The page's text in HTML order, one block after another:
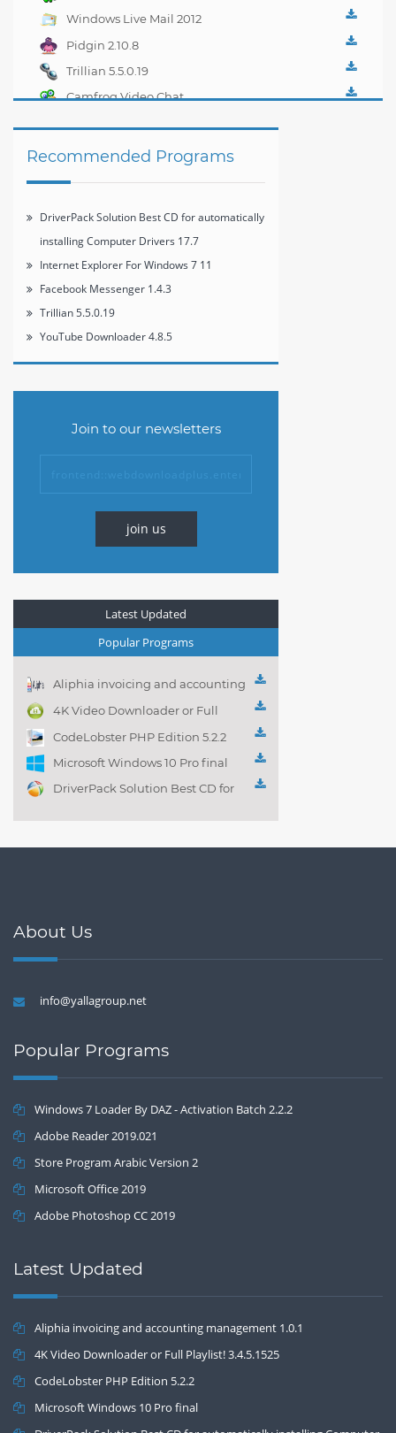
Windows Live Mail 2012
16.4.3508
Pidgin 2.10.8
Trillian 5.5.0.19
Camfrog Video Chat
Recommended Programs
DriverPack Solution Best CD for automatically
installing Computer Drivers 17.7
Internet Explorer For Windows 7 11
Facebook Messenger 1.4.3
Trillian 5.5.0.19
YouTube Downloader 4.8.5
Join to our newsletters
join us
Latest Updated
Popular Programs
Aliphia invoicing and accounting
management 1.0.1
4K Video Downloader or Full
Playlist! 3.4.5.1525
CodeLobster PHP Edition 5.2.2
Microsoft Windows 10 Pro final
DriverPack Solution Best CD for
About Us
info@yallagroup.net
Popular Programs
Windows 7 Loader By DAZ - Activation Batch 2.2.2
Adobe Reader 2019.021
Store Program Arabic Version 2
Microsoft Office 2019
Adobe Photoshop CC 2019
Latest Updated
Aliphia invoicing and accounting management 1.0.1
4K Video Downloader or Full Playlist! 3.4.5.1525
CodeLobster PHP Edition 5.2.2
Microsoft Windows 10 Pro final